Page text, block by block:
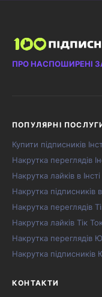
ПРО НАСПОШИРЕНІ
ПОПУЛЯРНІ
Купити підписників
Накрутка переглядів
Накрутка лайків в Інсті
Накрутка підписників
Накрутка переглядів
Накрутка лайків Тік
Накрутка переглядів
Накрутка підписників
КОНТАКТИ